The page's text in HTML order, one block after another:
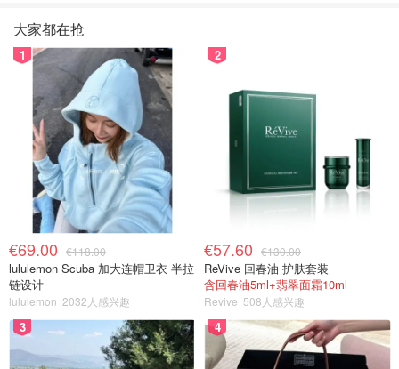
大家都在抢
1
€69.00 €118.00
lululemon Scuba 加大连帽卫衣 半拉
链设计
lululemon 2032人感兴趣
2
€57.60 €130.00
ReVive 回春油 护肤套装
含回春油5ml+翡翠面霜10ml
Revive 508人感兴趣
3 4